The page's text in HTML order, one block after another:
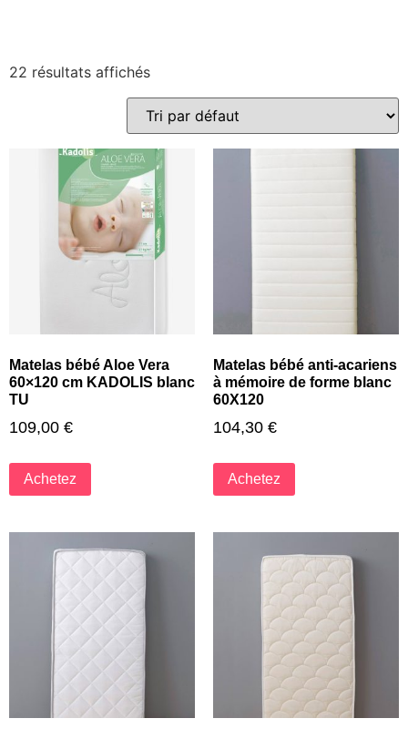
22 résultats affichés
Matelas bébé Aloe Vera
60×120 cm KADOLIS blanc
TU
109,00 €
Achetez
Matelas bébé anti-acariens
à mémoire de forme blanc
60X120
104,30 €
Achetez